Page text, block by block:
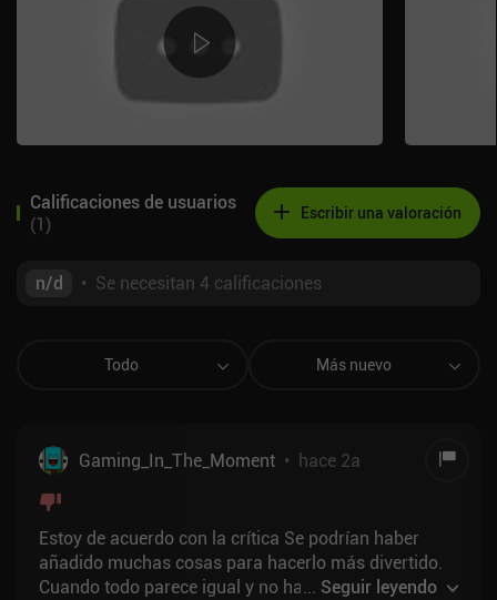
Calificaciones de usuarios
(1) Escribir una valoración
n/d • Se necesitan 4 calificaciones
Todo Más nuevo
Gaming_In_The_Moment • hace 2a
Estoy de acuerdo con la crítica Se podrían haber
añadido muchas cosas para hacerlo más divertido.
Cuando todo parece igual y no hay muchas razones
... Seguir leyendo